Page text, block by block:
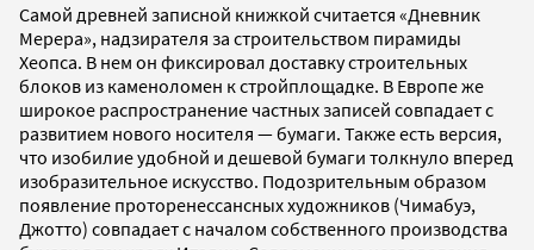
Самой древней записной книжкой считается «Дневник
Мерера», надзирателя за строительством пирамиды
Хеопса. В нем он фиксировал доставку строительных
блоков из каменоломен к стройплощадке. В Европе же
широкое распространение частных записей совпадает с
развитием нового носителя — бумаги. Также есть версия,
что изобилие удобной и дешевой бумаги толкнуло вперед
изобразительное искусство. Подозрительным образом
появление проторенессансных художников (Чимабуэ,
Джотто) совпадает с началом собственного производства